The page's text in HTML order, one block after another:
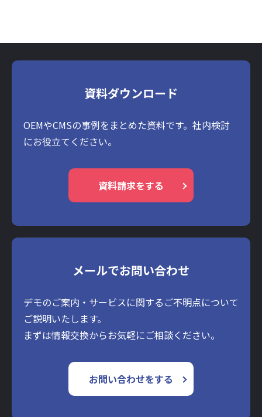
資料ダウンロード
OEMやCMSの事例をまとめた資料です。社内検討
にお役立てください。
資料請求をする
メールでお問い合わせ
デモのご案内・サービスに関するご不明点について
ご説明いたします。
まずは情報交換からお気軽にご相談ください。
お問い合わせをする